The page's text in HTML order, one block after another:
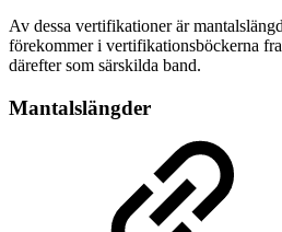
Av dessa vertifikationer är
förekommer i vertifikationsböckerna
därefter som särskilda band.
Mantalslängder